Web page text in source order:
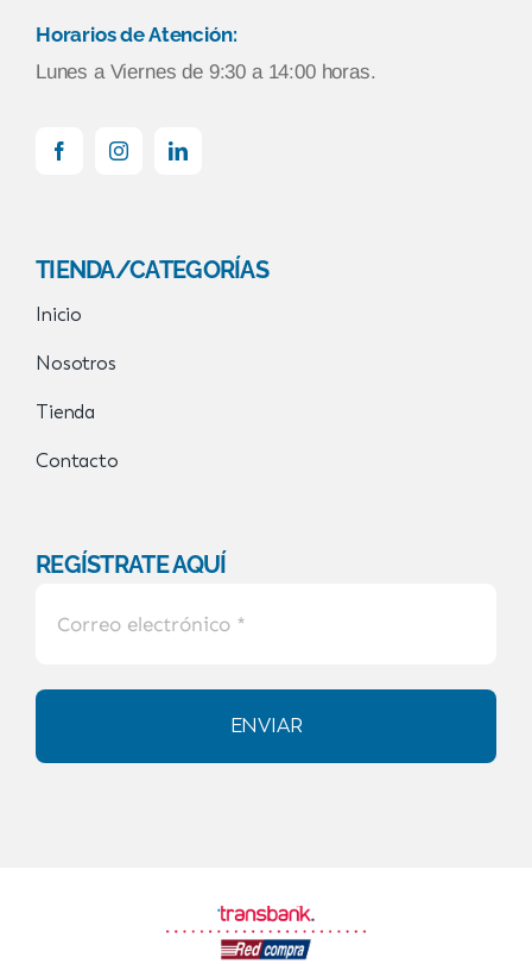
Horarios de Atención:
Lunes a Viernes de 9:30 a 14:00 horas.
TIENDA/CATEGORÍAS
Inicio
Nosotros
Tienda
Contacto
REGÍSTRATE AQUÍ
ENVIAR